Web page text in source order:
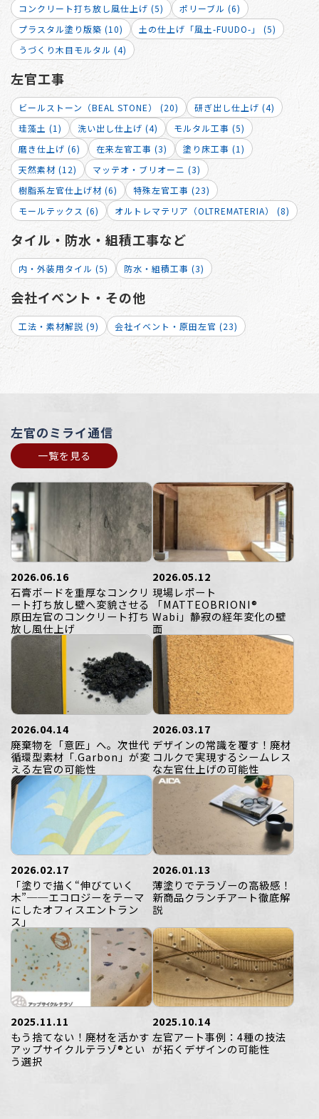
コンクリート打ち放し風仕上げ (5)
ポリーブル (6)
プラスタル塗り版築 (10)
土の仕上げ「風土-FUUDO-」 (5)
うづくり木目モルタル (4)
左官工事
ビールストーン（BEAL STONE） (20)
研ぎ出し仕上げ (4)
珪藻土 (1)
洗い出し仕上げ (4)
モルタル工事 (5)
磨き仕上げ (6)
在来左官工事 (3)
塗り床工事 (1)
天然素材 (12)
マッテオ・ブリオーニ (3)
樹脂系左官仕上げ材 (6)
特殊左官工事 (23)
モールテックス (6)
オルトレマテリア（OLTREMATERIA） (8)
タイル・防水・組積工事など
内・外装用タイル (5) 防水・組積工事 (3)
会社イベント・その他
工法・素材解説 (9) 会社イベント・原田左官 (23)
左官のミライ通信
一覧を見る
2026.06.16
石膏ボードを重厚なコンクリ
ート打ち放し壁へ変貌させる
原田左官のコンクリート打ち
放し風仕上げ
2026.05.12
現場レポート
「MATTEOBRIONI®
Wabi」静寂の経年変化の壁
面
2026.04.14
廃棄物を「意匠」へ。次世代
循環型素材「.Garbon」が変
える左官の可能性
2026.03.17
デザインの常識を覆す！廃材
コルクで実現するシームレス
な左官仕上げの可能性
2026.02.17
「塗りで描く“伸びていく
木”──エコロジーをテーマ
にしたオフィスエントラン
ス」
2026.01.13
薄塗りでテラゾーの高級感！
新商品クランチアート徹底解
説
2025.11.11
もう捨てない！廃材を活かす
アップサイクルテラゾ®とい
う選択
2025.10.14
左官アート事例：4種の技法
が拓くデザインの可能性